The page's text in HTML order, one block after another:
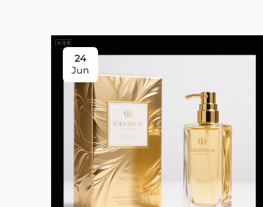
24
Jun